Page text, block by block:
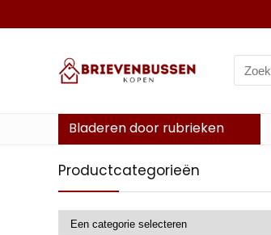
Search
for:
Bladeren door rubrieken
Productcategorieën